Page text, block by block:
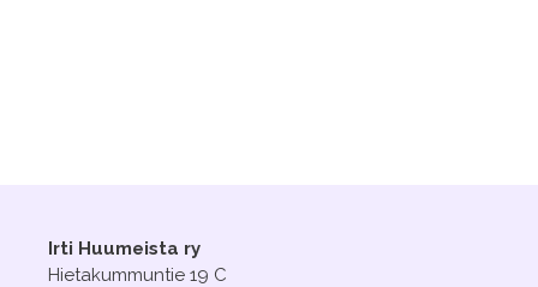
Irti Huumeista ry
Hietakummuntie 19 C